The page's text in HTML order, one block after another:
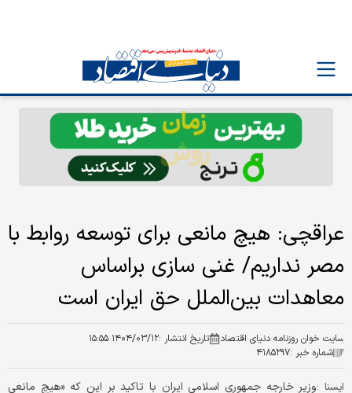
عراقچی: هیچ مانعی برای توسعه روابط با
مصر نداریم/ غنی سازی براساس
معاهدات بین‌الملل حق ایران است
سایت خوان روزنامه دنیای اقتصاد تاریخ انتشار :۱۴۰۴/۰۳/۱۲ ۱۵:۵۵
شماره خبر :۴۱۸۵۲۹۷
ایسنا :​وزیر خارجه جمهوری اسلامی ایران با تاکید بر این که «هیچ مانعی